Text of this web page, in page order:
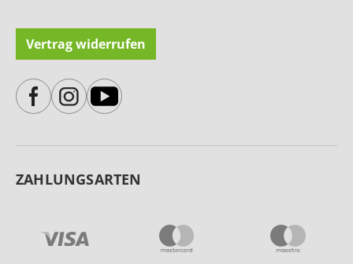
Vertrag widerrufen
ZAHLUNGSARTEN